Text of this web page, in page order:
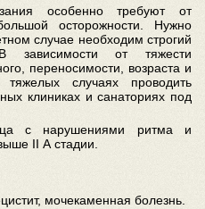
особенно требуют от
осторожности. Нужно
случае необходим строгий
зависимости от тяжести
переносимости, возраста и
случаях проводить
клиниках и санаториях под
с нарушениями ритма и
II А стадии.
мочекаменная болезнь.